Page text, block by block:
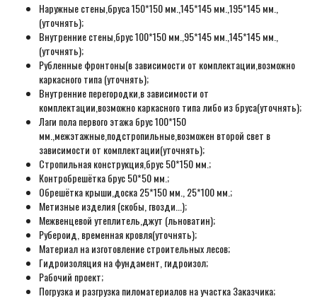
Наружные стены,бруса 150*150 мм.,145*145 мм.,195*145 мм.,
(уточнять);
Внутренние стены,брус 100*150 мм.,95*145 мм.,145*145 мм.,
(уточнять);
Рубленные фронтоны(в зависимости от комплектации,возможно
каркасного типа (уточнять);
Внутренние перегородки,в зависимости от
комплектации,возможно каркасного типа либо из бруса(уточнять);
Лаги пола первого этажа брус 100*150
мм.,межэтажные,подстропильные,возможен второй свет в
зависимости от комплектации(уточнять);
Стропильная конструкция,брус 50*150 мм.;
Контробрешётка брус 50*50 мм.;
Обрешётка крыши,доска 25*150 мм., 25*100 мм.;
Метизные изделия (скобы, гвозди...);
Межвенцевой утеплитель,джут (льноватин);
Рубероид, временная кровля(уточнять);
Материал на изготовление строительных лесов;
Гидроизоляция на фундамент, гидроизол;
Рабочий проект;
Погрузка и разгрузка пиломатериалов на участка Заказчика;